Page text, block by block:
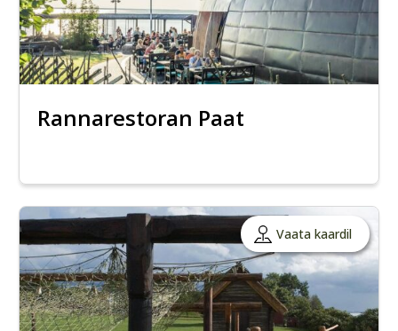
Rannarestoran Paat
Vaata kaardil